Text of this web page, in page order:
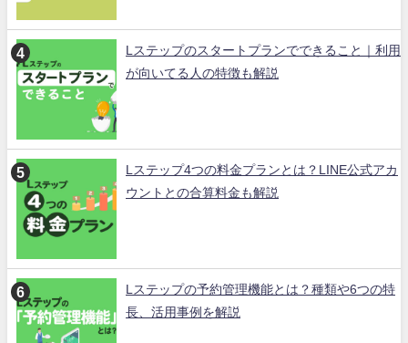
Lステップのスタートプランでできること｜利用
が向いてる人の特徴も解説
Lステップ4つの料金プランとは？LINE公式アカ
ウントとの合算料金も解説
Lステップの予約管理機能とは？種類や6つの特
長、活用事例を解説